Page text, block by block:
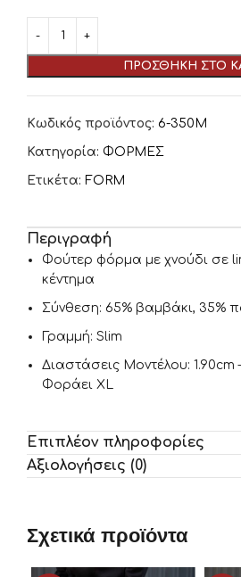
ΠΡΟΣΘΉΚΗ ΣΤΟ
Κωδικός προϊόντος: 6-350Μ
Κατηγορία: ΦΟΡΜΕΣ
Ετικέτα: FORM
Περιγραφή
Φούτερ φόρμα με χνούδι σε
κέντημα
Σύνθεση: 65% βαμβάκι, 35%
Γραμμή: Slim
Διαστάσεις Μοντέλου: 1.90cm
Φοράει XL
Επιπλέον πληροφορίες
Αξιολογήσεις (0)
Σχετικά προϊόντα